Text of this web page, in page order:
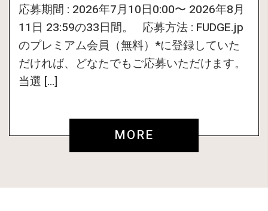
応募期間 : 2026年7月10日0:00〜 2026年8月
11日 23:59の33日間。 応募方法 : FUDGE.jp
のプレミアム会員（無料）*に登録していた
だければ、どなたでもご応募いただけます。
当選 […]
MORE